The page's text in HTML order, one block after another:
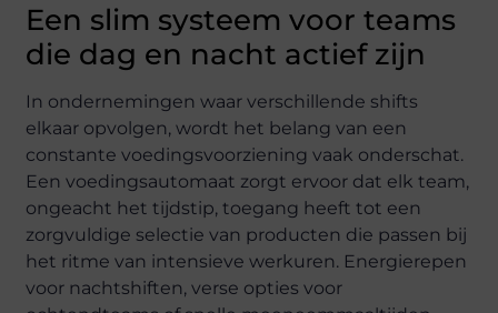
Een slim systeem voor teams
die dag en nacht actief zijn
In ondernemingen waar verschillende shifts
elkaar opvolgen, wordt het belang van een
constante voedingsvoorziening vaak onderschat.
Een voedingsautomaat zorgt ervoor dat elk team,
ongeacht het tijdstip, toegang heeft tot een
zorgvuldige selectie van producten die passen bij
het ritme van intensieve werkuren. Energierepen
voor nachtshiften, verse opties voor